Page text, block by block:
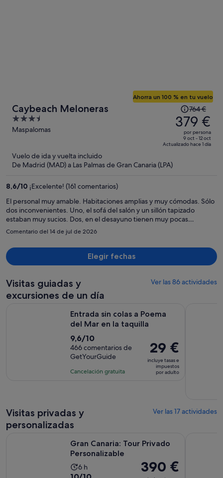
Caybeach Meloneras
3.5
out
5
Maspalomas
Ahorra un 100 % en tu vuelo
El
precio
era
de
764 €,
por
persona
764 €
379 €
por persona
9 oct - 12 oct
Actualizado hace 1 día
Vuelo de ida y vuelta incluido
De Madrid (MAD) a Las Palmas de Gran Canaria (LPA)
8,6/10 ¡Excelente! (161 comentarios)
El personal muy amable. Habitaciones amplias y muy cómodas. Sólo
dos inconvenientes. Uno, el sofá del salón y un sillón tapizado
estaban muy sucios. Dos, en el desayuno tienen muy pocas
opciones sin gluten y no tienen claras medidas básicas para evitar
contaminación cruzada. Si lo solicitas, sacan un plato cubierto con
film con unas galletas (algunos días, también una muffin). Pero
calientan el plan sin gluten en el horno del pan normal, sin ningún
tipo de protección adicional. Si eres celiaco, no es un lugar
Comentario del 14 de jul de 2026
Elegir fechas
Visitas guiadas y
excursiones de un día
Ver las 86 actividades
Entrada sin colas a Poema
del Mar en la taquilla
9.6
sobre
10
con
9,6/10
466 comentarios de
GetYourGuide
Cancelación gratuita
El
precio
es
de
adulto
29 €
incluye tasas e
impuestos
por adulto
Visitas privadas y
personalizadas
Ver las 17 actividades
Gran Canaria: Tour Privado
Personalizable
La
6 h
El
precio
390 €